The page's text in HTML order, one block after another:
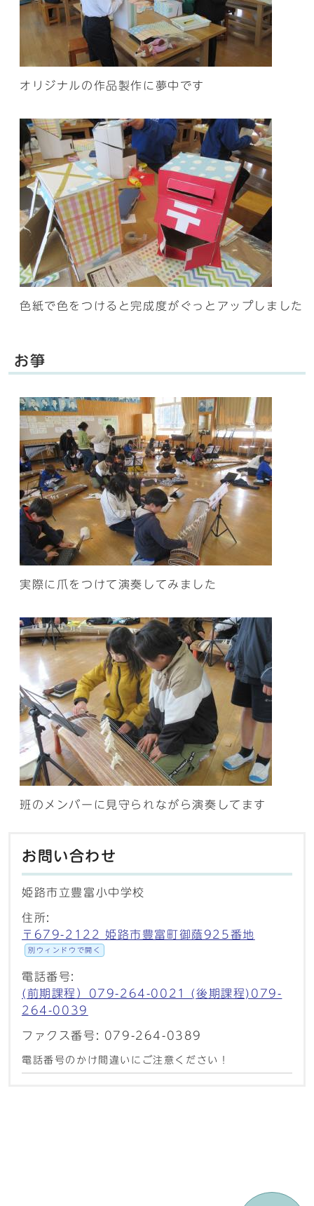
オリジナルの作品製作に夢中です
色紙で色をつけると完成度がぐっとアップしました
お箏
実際に爪をつけて演奏してみました
班のメンバーに見守られながら演奏してます
お問い合わせ
姫路市立豊富小中学校
住所:
〒679-2122 姫路市豊富町御蔭925番地
別ウィンドウで開く
電話番号:
(前期課程）079-264-0021 (後期課程)079-
264-0039
ファクス番号: 079-264-0389
電話番号のかけ間違いにご注意ください！